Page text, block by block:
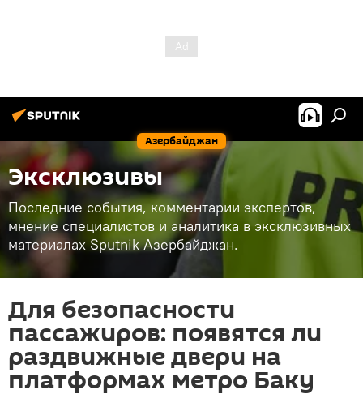
Азербайджан
Эксклюзивы
Последние события, комментарии экспертов,
мнение специалистов и аналитика в эксклюзивных
материалах Sputnik Азербайджан.
Для безопасности
пассажиров: появятся ли
раздвижные двери на
платформах метро Баку